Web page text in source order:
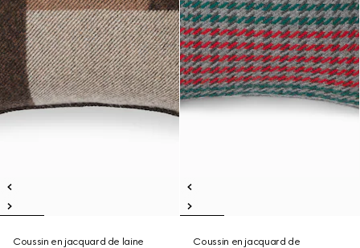
Coussin en jacquard de laine
Coussin en jacquard de